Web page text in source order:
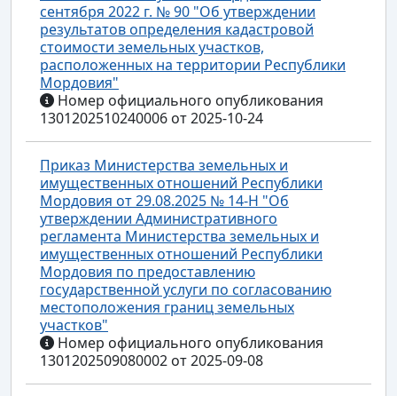
сентября 2022 г. № 90 "Об утверждении
результатов определения кадастровой
стоимости земельных участков,
расположенных на территории Республики
Мордовия"
Номер официального опубликования
1301202510240006 от 2025-10-24
Приказ Министерства земельных и
имущественных отношений Республики
Мордовия от 29.08.2025 № 14-Н "Об
утверждении Административного
регламента Министерства земельных и
имущественных отношений Республики
Мордовия по предоставлению
государственной услуги по согласованию
местоположения границ земельных
участков"
Номер официального опубликования
1301202509080002 от 2025-09-08